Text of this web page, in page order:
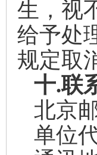
生，视
给予处
规定取
十.联
北京
单位